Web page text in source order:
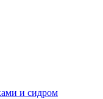
и сидром